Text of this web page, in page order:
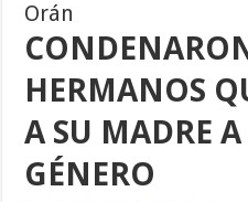
Orán
HERMANOS
A SU MADRE
GÉNERO